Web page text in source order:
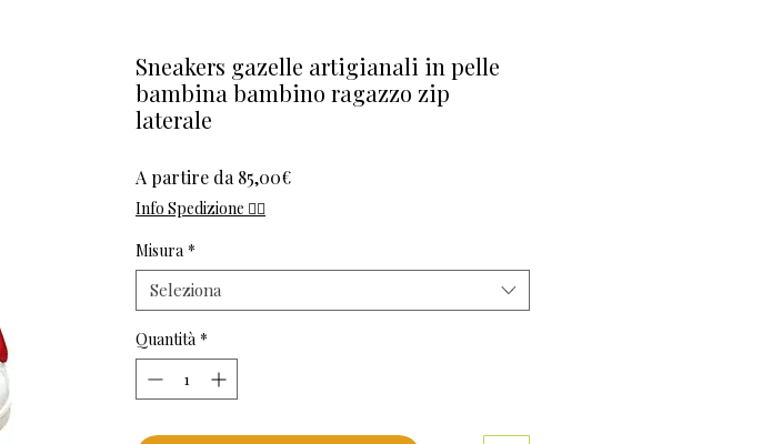
Sneakers gazelle artigianali in pelle
bambina bambino ragazzo zip
laterale
A partire da 85,00€Prezzo
Info Spedizione 👈🏻
Misura *
Seleziona
Quantità *